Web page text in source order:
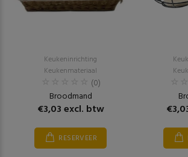
Keukeninrichting
Keukenmateriaal
(0)
Broodmand
€3,03 excl. btw
RESERVEER